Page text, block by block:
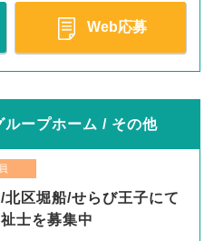
Web応募
ループホーム / その他
区堀船/せらび王子にて
士を募集中